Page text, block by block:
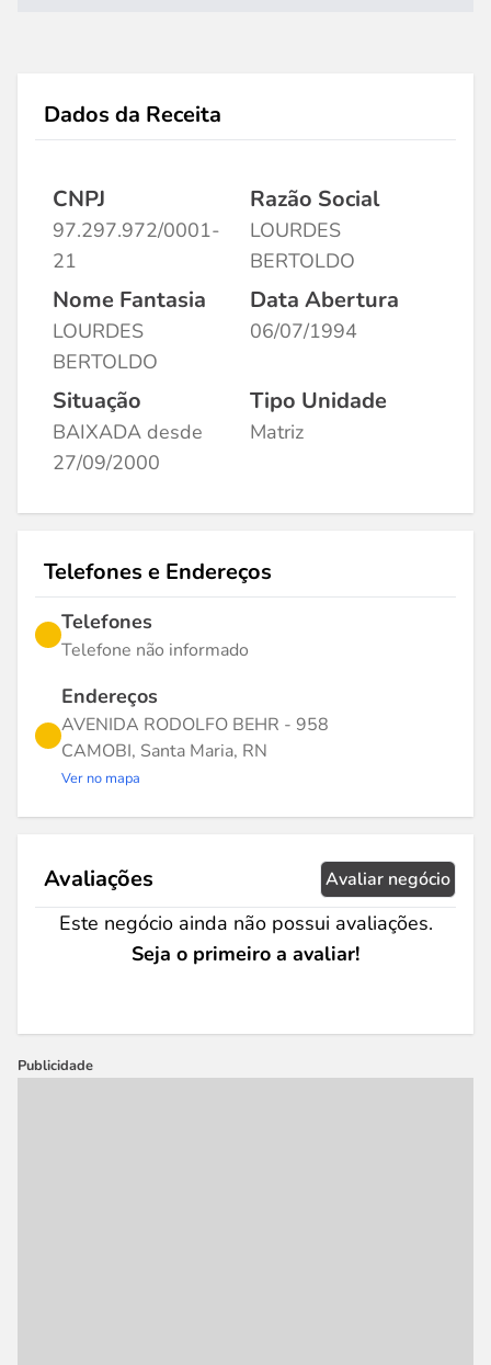
Dados da Receita
CNPJ
97.297.972/0001-
21
Razão Social
LOURDES
BERTOLDO
Nome Fantasia
LOURDES
BERTOLDO
Data Abertura
06/07/1994
Situação
BAIXADA desde
27/09/2000
Tipo Unidade
Matriz
Telefones e Endereços
Telefones
Telefone não informado
Endereços
AVENIDA RODOLFO BEHR - 958
CAMOBI, Santa Maria, RN
Ver no mapa
Avaliações Avaliar negócio
Este negócio ainda não possui avaliações.
Seja o primeiro a avaliar!
Publicidade